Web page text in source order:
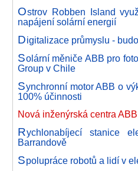
Ostrov Robben Island
napájení solární energií
Digitalizace průmyslu -
Solární měniče ABB pro
Group v Chile
Synchronní motor ABB o
100% účinnosti
Nová inženýrská centra
Rychlonabíjecí stanice
Barrandově
Spolupráce robotů a lidí v